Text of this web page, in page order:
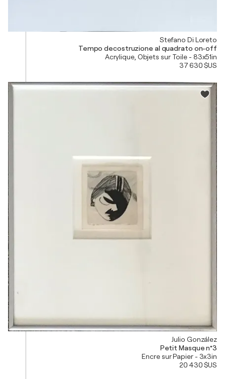
Stefano Di Loreto
Tempo decostruzione al quadrato on-off
Acrylique, Objets sur Toile - 83x51in
37 630 $US
Julio González
Petit Masque n°3
Encre sur Papier - 3x3in
20 430 $US